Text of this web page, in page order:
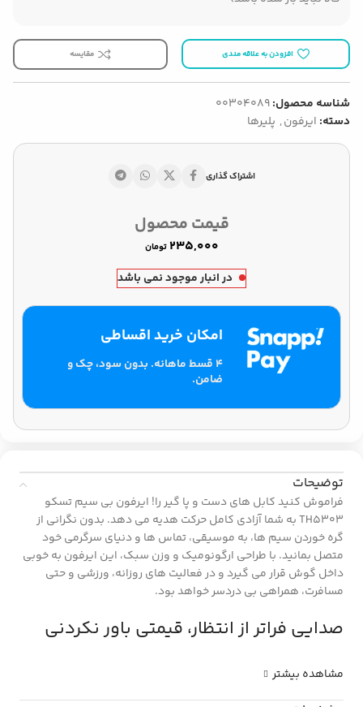
افزودن به علاقه مندی مقایسه
شناسه محصول:00304089
دسته: ایرفون, پلیرها
اشتراک گذاری
قیمت محصول
تومان
در انبار موجود نمی باشد
امکان خرید اقساطی
۴ قسط ماهانه. بدون سود، چک و
ضامن.
توضیحات
فراموش کنید کابل های دست و پا گیر را! ایرفون بی سیم تسکو
TH5303 به شما آزادی کامل حرکت هدیه می دهد. بدون نگرانی از
گره خوردن سیم ها، به موسیقی، تماس ها و دنیای سرگرمی خود
متصل بمانید. با طراحی ارگونومیک و وزن سبک، این ایرفون به خوبی
داخل گوش قرار می گیرد و در فعالیت های روزانه، ورزشی و حتی
مسافرت، همراهی بی دردسر خواهد بود.
صدایی فراتر از انتظار، قیمتی باور نکردنی
مشاهده بیشتر